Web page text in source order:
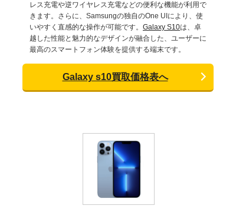
レス充電や逆ワイヤレス充電などの便利な機能が利用で
きます。さらに、Samsungの独自のOne UIにより、使
いやすく直感的な操作が可能です。 Galaxy S10は、卓
越した性能と魅力的なデザインが融合した、ユーザーに
最高のスマートフォン体験を提供する端末です。
Galaxy s10買取価格表へ